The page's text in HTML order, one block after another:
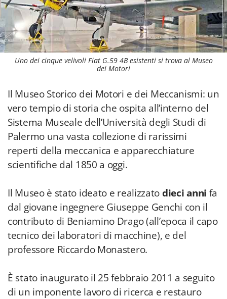
Uno dei cinque velivoli Fiat G.59 4B esistenti si trova al Museo
dei Motori
Il Museo Storico dei Motori e dei Meccanismi: un
vero tempio di storia che ospita all’interno del
Sistema Museale dell’Università degli Studi di
Palermo una vasta collezione di rarissimi
reperti della meccanica e apparecchiature
scientifiche dal 1850 a oggi.
Il Museo è stato ideato e realizzatodieci anni fa
dal giovane ingegnere Giuseppe Genchi con il
contributo di Beniamino Drago (all’epoca il capo
tecnico dei laboratori di macchine), e del
professore Riccardo Monastero.
È stato inaugurato il 25 febbraio 2011 a seguito
di un imponente lavoro di ricerca e restauro